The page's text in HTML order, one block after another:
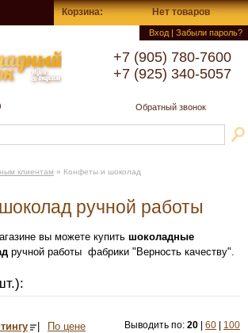
Вход | Забыли пароль?
Корзина: Нет товаров
+7 (905) 780-7600
+7 (925) 340-5057
Обратный звонок
клиентам » Конфеты и шоколад
ручной работы
вы можете купить шоколадные
ручной работы фабрики "Верность качеству".
По цене Выводить по: 20 60 100